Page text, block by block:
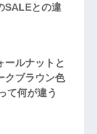
SALEとの違
ールナットと
クブラウン色
て何が違う